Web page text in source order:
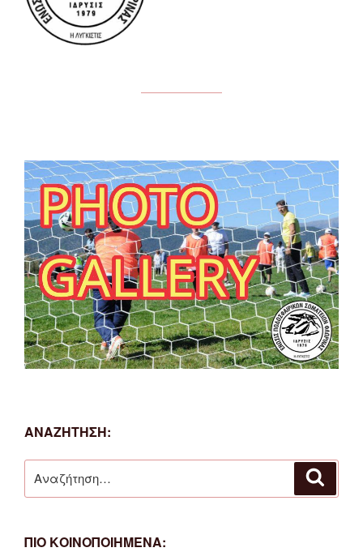
ΑΝΑΖΗΤΗΣΗ:
για:
ΠΙΟ ΚΟΙΝΟΠΟΙΗΜΕΝΑ: